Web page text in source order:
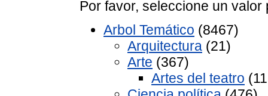
Por favor, seleccione un
Arbol Temático (8467)
Arquitectura (21)
Arte (367)
Artes del teatro